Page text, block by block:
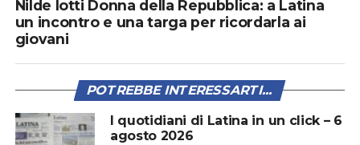
Nilde Iotti Donna della Repubblica: a Latina
un incontro e una targa per ricordarla ai
giovani
POTREBBE INTERESSARTI...
I quotidiani di Latina in un click – 6
agosto 2026